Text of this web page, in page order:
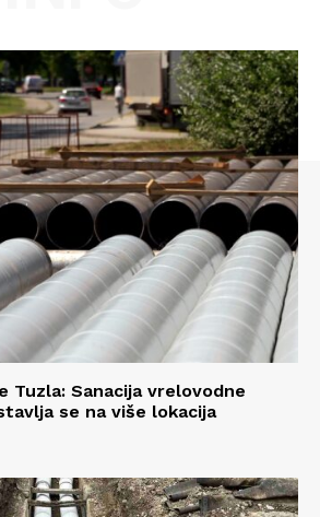
Tuzla: Sanacija vrelovodne
se na više lokacija